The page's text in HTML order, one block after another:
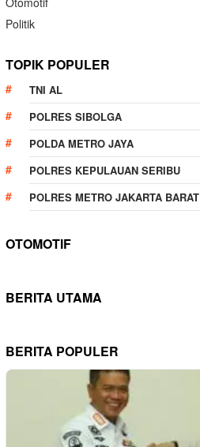
Politik
TOPIK POPULER
TNI AL
POLRES SIBOLGA
POLDA METRO JAYA
POLRES KEPULAUAN SERIBU
POLRES METRO JAKARTA BARAT
OTOMOTIF
BERITA UTAMA
BERITA POPULER